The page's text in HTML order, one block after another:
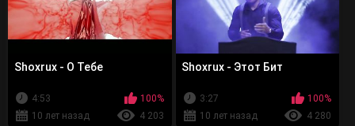
Shoxrux - О Тебе
4:53
100%
10 лет назад
4 203
Shoxrux - Этот Бит
3:27
100%
10 лет назад
4 280